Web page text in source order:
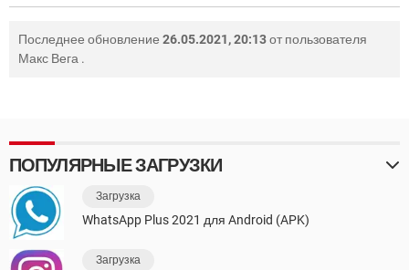
Последнее обновление 26.05.2021, 20:13от пользователя
Макс Вега .
ПОПУЛЯРНЫЕ ЗАГРУЗКИ
Загрузка
WhatsApp Plus 2021 для Android (APK)
Загрузка